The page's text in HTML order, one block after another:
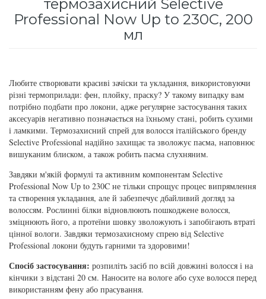
термозахисний Selective
Professional Now Up to 230C, 200
мл
Любите створювати красиві зачіски та укладання, використовуючи
різні термоприлади: фен, плойку, праску? У такому випадку вам
потрібно подбати про локони, адже регулярне застосування таких
аксесуарів негативно позначається на їхньому стані, робить сухими
і ламкими. Термозахисний спрей для волосся італійського бренду
Selective Professional надійно захищає та зволожує пасма, наповнює
вишуканим блиском, а також робить пасма слухняним.
Завдяки м'якій формулі та активним компонентам Selective
Professional Now Up to 230C не тільки спрощує процес випрямлення
та створення укладання, але й забезпечує дбайливий догляд за
волоссям. Рослинні білки відновлюють пошкоджене волосся,
зміцнюють його, а протеїни шовку зволожують і запобігають втраті
цінної вологи. Завдяки термозахисному спрею від Selective
Professional локони будуть гарними та здоровими!
Спосіб застосування: розпиліть засіб по всій довжині волосся і на
кінчики з відстані 20 см. Наносите на вологе або сухе волосся перед
використанням фену або прасування.
Кошти від лупи
Шампунь для волосся
для інтенсивного зволоження
Subtil Color Lab Instant Detox - Серія детокс
Subtil Color Lab Maitrise Parfaite – Серія для
кучерявого волосся
Subtil Color Lab Regeneration Absolue – Серія
для відновлення волосся
Subtil Color Lab Volume Intense – Серія для
об'єму тонкого волосся
Subtil Design - Серія стайлінг та ніжний
догляд
збереження кольору волосся
Revlon Professional
Selective Professional
Sezavi
Subrina Professional
Technique
Termix
You Look Glamour